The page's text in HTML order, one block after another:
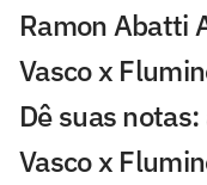
Ramon Abatti
Vasco x
Dê suas
Vasco x